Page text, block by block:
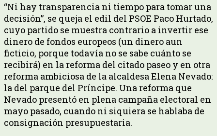
“Ni hay transparencia ni tiempo para tomar una
decisión”, se queja el edil del PSOE Paco Hurtado,
cuyo partido se muestra contrario a invertir ese
dinero de fondos europeos (un dinero aun
ficticio, porque todavía no se sabe cuánto se
recibirá) en la reforma del citado paseo y en otra
reforma ambiciosa de la alcaldesa Elena Nevado:
la del parque del Príncipe. Una reforma que
Nevado presentó en plena campaña electoral en
mayo pasado, cuando ni siquiera se hablaba de
consignación presupuestaria.